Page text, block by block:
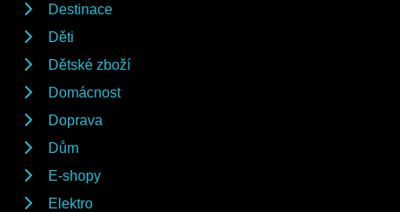
Destinace
Děti
Dětské zboží
Domácnost
Doprava
Dům
E-shopy
Elektro